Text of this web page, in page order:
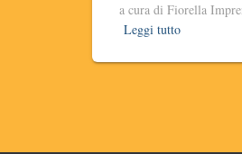
a cura di Fiorella
Leggi tutto